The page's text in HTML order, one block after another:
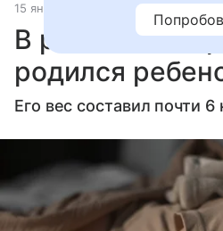
15 января 2025 Газета.Ru -
В российском
родился
Его вес составил почти